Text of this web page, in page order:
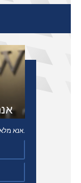
אנא מלאו את הטופס ונחזור אליכם בהקדם.